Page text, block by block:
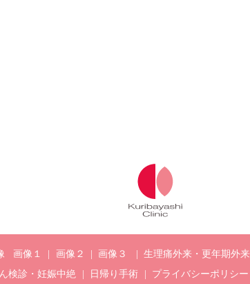
画像１ 画像２ 画像３ 生理痛外来・更年期外来
検診・妊娠中絶
日帰り手術 プライバシーポリシー